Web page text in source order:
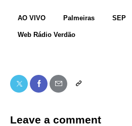
AO VIVO Palmeiras SEP
Web Rádio Verdão
Leave a comment